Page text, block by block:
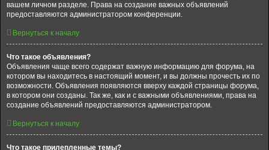
вашем личном разделе. Права на создание важных объявлений
предоставляются администратором конференции.
Вернуться к началу
Что такое объявления?
Объявления чаще всего содержат важную информацию для форума, на
котором вы находитесь в настоящий момент, и вы должны прочесть их по
возможности. Объявления появляются вверху каждой страницы форума,
в котором они созданы. Так же, как и с важными объявлениями, права на
создание объявлений предоставляются администратором.
Вернуться к началу
Что такое прилепленные темы?